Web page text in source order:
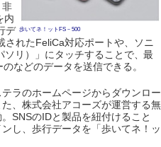
歩いてネ！ットFS－500
内
デ
されたFeliCa対応ポートや、ソニ
リ）」にタッチすることで、最
などのデータを送信できる。
ラのホームページからダウンロー
、株式会社アコーズが運営する無
SNSのIDと製品を紐付けること
し、歩行データを「歩いてネ！ッ